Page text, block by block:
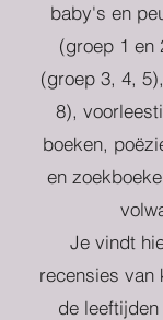
baby's en
(groep 1 en
(groep 3, 4,
8),
boeken,
en
Je vindt
recensies van
de